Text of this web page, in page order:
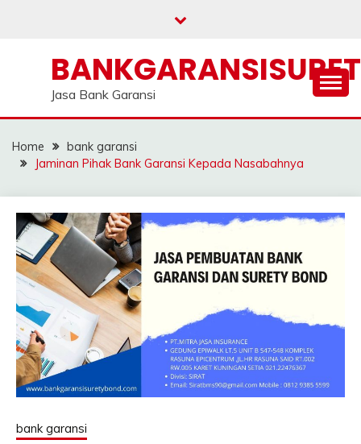
Jasa Bank Garansi
Home
bank garansi
Jaminan Pihak Bank Garansi Kepada Nasabahnya
bank garansi